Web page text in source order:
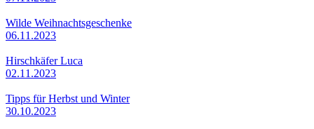
Wilde Weihnachtsgeschenke
06.11.2023
Hirschkäfer Luca
02.11.2023
Tipps für Herbst und Winter
30.10.2023